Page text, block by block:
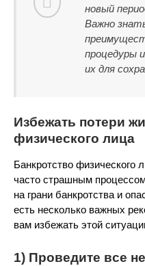
новый
Важно
процедуры
их для
Избежать потери
физического лица
Банкротство
часто страшным
на грани банкротства и
есть несколько важных
вам избежать этой
1) Проведите все